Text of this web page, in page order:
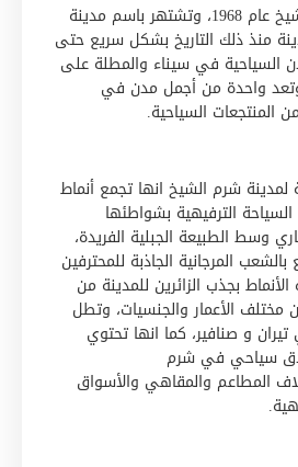
عام 1968، وتشتهر باسم
مدينة
منذ ذلك التاريخ بشكل سريع حتى
السياحية في سيناء والمطلة على
وتعد واحدة من أجمل مدن في
المنتجعات السياحية.
لمدينة شرم الشيخ انها تجمع أنماط
الترفيهية بشواطئها
وسط الطبيعة الجبلية الفريدة،
المرجانية الجاذبة للمحترفين
بجذب الزائرين للمدينة من
مختلف الأعمار والجنسيات، وتطل
و صنافير، كما انها تحتوي
من 200 فندق سياحي في شرم
المطاعم والمقاهي والأسواق